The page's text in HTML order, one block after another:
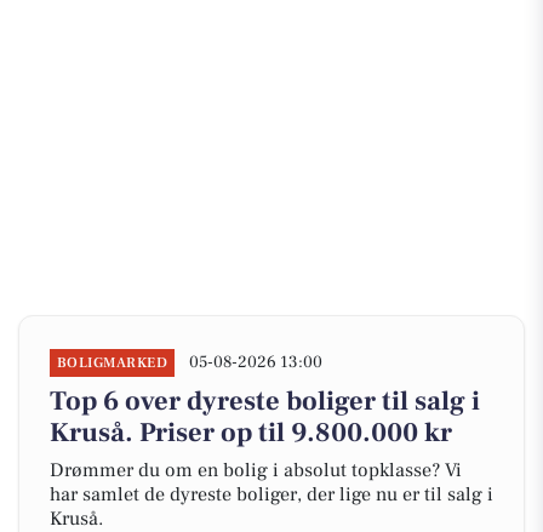
BOLIGMARKED 05-08-2026 13:00
Top 6 over dyreste boliger til salg i
Kruså. Priser op til 9.800.000 kr
Drømmer du om en bolig i absolut topklasse? Vi
har samlet de dyreste boliger, der lige nu er til salg i
Kruså.